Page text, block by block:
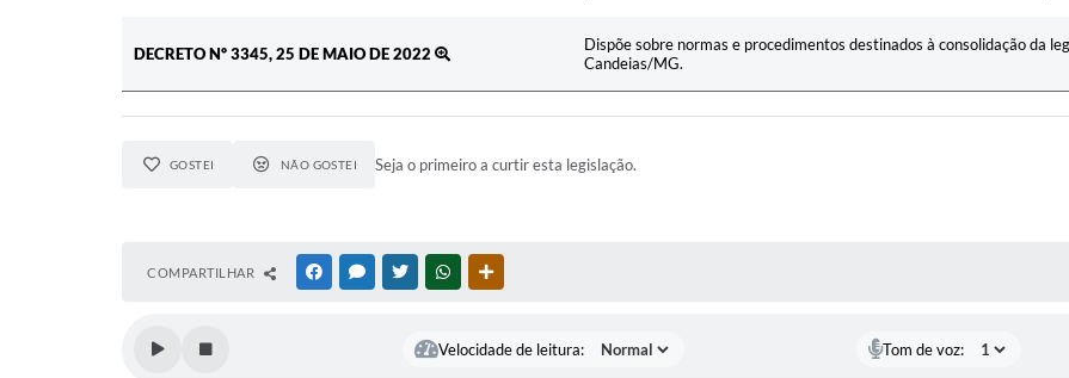
DECRETO Nº 3345, 25 DE MAIO DE 2022
Dispõe sobre normas e procedimentos destinados à consolidação da
Candeias/MG.
GOSTEI NÃO GOSTEI Seja o primeiro a curtir esta legislação.
COMPARTILHAR FACEBOOKMESSENGER
TWITTERWHATSAPP
Velocidade de leitura: Tom de voz: